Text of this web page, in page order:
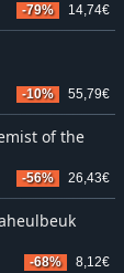
-79% 14,74€
-10% 55,79€
of the
-56% 26,43€
-68% 8,12€